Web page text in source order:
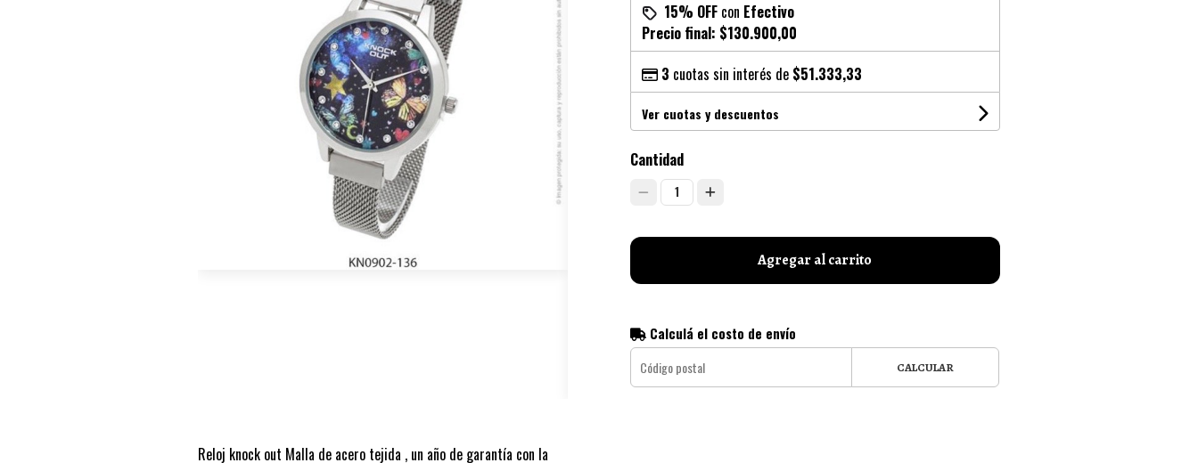
Reloj knock out Malla de acero tejida , un año de garantía con la
15% OFFcon Efectivo
Precio final: $130.900,00
3 cuotas sin interés de $51.333,33
Ver cuotas y descuentos
Cantidad
1
Agregar al carrito
Calculá el costo de envío
CALCULAR